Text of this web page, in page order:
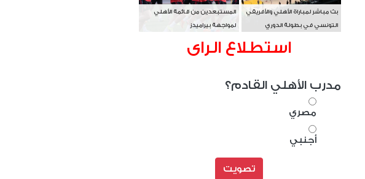
بث مباشر لمباراة الأهلي والأفريقي
التونسي في بطولة الدوري
المستبعدين من قائمة الأهلي
لمواجهة بيراميدز
استطلاع الراى
مدرب الأهلي القادم؟
مصري
أجنبي
تصويت